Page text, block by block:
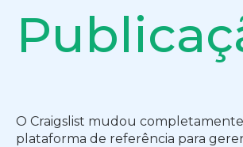
O Craigslist mudou
plataforma de referência para